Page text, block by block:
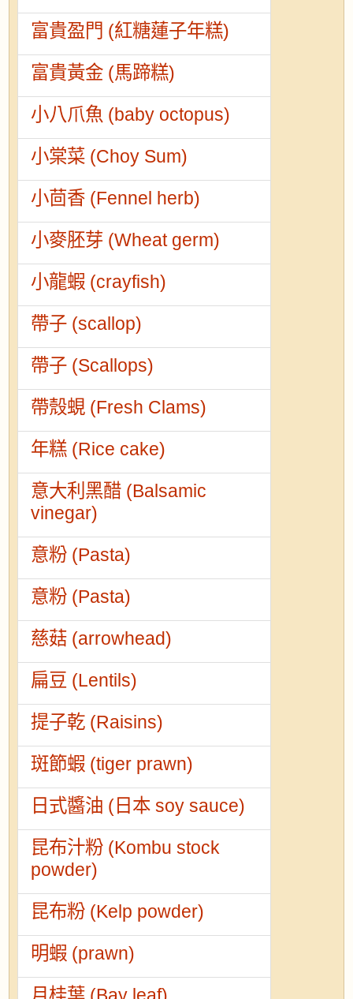
富貴盈門 (紅糖蓮子年糕)
富貴黃金 (馬蹄糕)
小八爪魚 (baby octopus)
小棠菜 (Choy Sum)
小茴香 (Fennel herb)
小麥胚芽 (Wheat germ)
小龍蝦 (crayfish)
帶子 (scallop)
帶子 (Scallops)
帶殼蜆 (Fresh Clams)
年糕 (Rice cake)
意大利黑醋 (Balsamic
vinegar)
意粉 (Pasta)
意粉 (Pasta)
慈菇 (arrowhead)
扁豆 (Lentils)
提子乾 (Raisins)
斑節蝦 (tiger prawn)
日式醬油 (日本 soy sauce)
昆布汁粉 (Kombu stock
powder)
昆布粉 (Kelp powder)
明蝦 (prawn)